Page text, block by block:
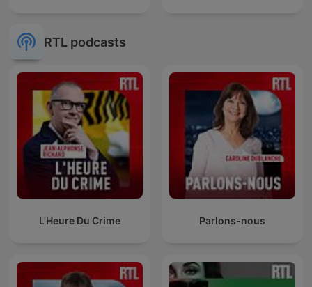
RTL podcasts
L'Heure Du Crime Parlons-nous